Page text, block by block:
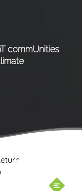
commUnities